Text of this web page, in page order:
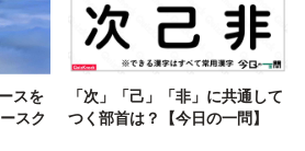
スを
スク
「次」「己」「非」に共通して
つく部首は？【今日の一問】